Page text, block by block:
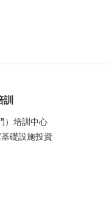
訓
）培訓中心
礎設施投資